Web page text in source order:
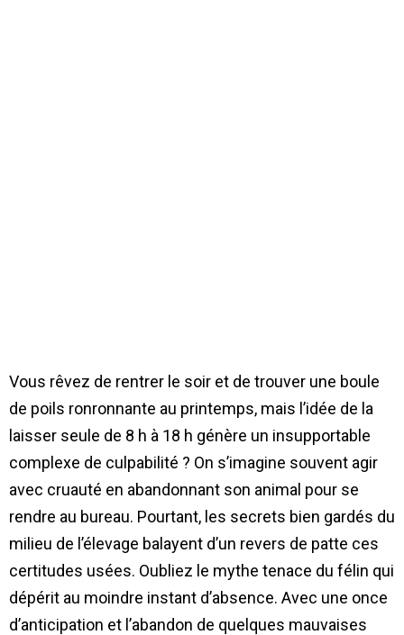
Vous rêvez de rentrer le soir et de trouver une boule
de poils ronronnante au printemps, mais l’idée de la
laisser seule de 8 h à 18 h génère un insupportable
complexe de culpabilité ? On s’imagine souvent agir
avec cruauté en abandonnant son animal pour se
rendre au bureau. Pourtant, les secrets bien gardés du
milieu de l’élevage balayent d’un revers de patte ces
certitudes usées. Oubliez le mythe tenace du félin qui
dépérit au moindre instant d’absence. Avec une once
d’anticipation et l’abandon de quelques mauvaises